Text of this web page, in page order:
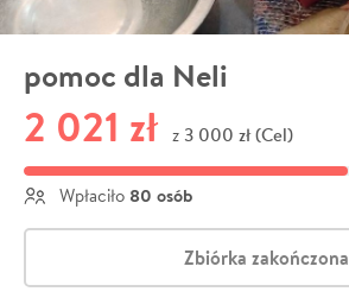
pomoc dla Neli
2 021 zł z 3 000 zł (Cel)
Wpłaciło 80 osób
Zbiórka zakończona